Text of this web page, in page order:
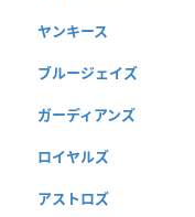
ヤンキース
ブルージェイズ
ガーディアンズ
ロイヤルズ
アストロズ